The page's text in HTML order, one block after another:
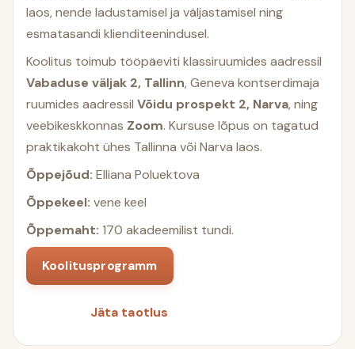
laos, nende ladustamisel ja väljastamisel ning
esmatasandi klienditeenindusel.
Koolitus toimub tööpäeviti klassiruumides aadressil
Vabaduse väljak 2, Tallinn, Geneva kontserdimaja
ruumides aadressil Võidu prospekt 2, Narva, ning
veebikeskkonnas Zoom. Kursuse lõpus on tagatud
praktikakoht ühes Tallinna või Narva laos.
Õppejõud: Elliana Poluektova
Õppekeel: vene keel
Õppemaht: 170 akadeemilist tundi.
Koolitusprogramm
Jäta taotlus